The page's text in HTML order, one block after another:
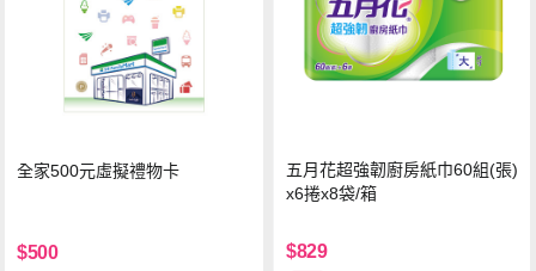
全家500元虛擬禮物卡
$500
五月花超強韌廚房紙巾60組(張)
x6捲x8袋/箱
$829